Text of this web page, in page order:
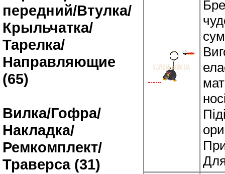
передний/Втулка/
Крыльчатка/
Тарелка/
Направляющие
(65)
Вилка/Гофра/
Накладка/
Ремкомплект/
Траверса (31)